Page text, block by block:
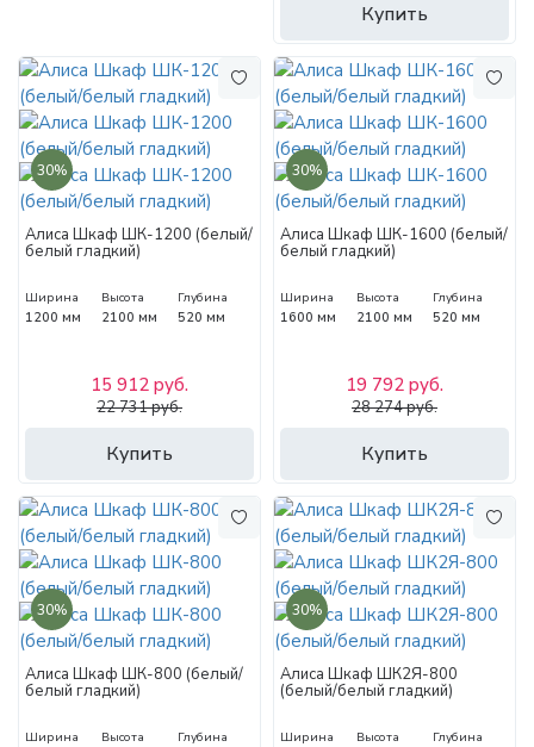
Купить
30%
Алиса Шкаф ШК-1200 (белый/
белый гладкий)
Ширина
1200 мм
Высота
2100 мм
Глубина
520 мм
Купить
15 912 руб.
22 731 руб.
30%
Алиса Шкаф ШК-1600 (белый/
белый гладкий)
Ширина
1600 мм
Высота
2100 мм
Глубина
520 мм
Купить
19 792 руб.
28 274 руб.
30%
Алиса Шкаф ШК-800 (белый/
белый гладкий)
Ширина Высота Глубина
30%
Алиса Шкаф ШК2Я-800
(белый/белый гладкий)
Ширина Высота Глубина